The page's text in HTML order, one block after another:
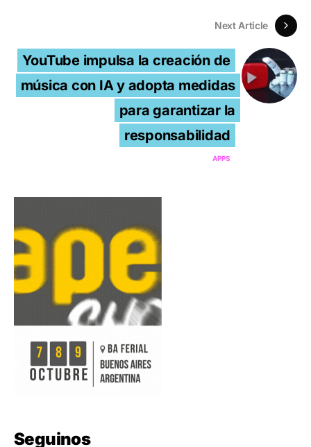
Next Article
YouTube impulsa la creación de
música con IA y adopta medidas
para garantizar la
responsabilidad
APPS
Seguinos